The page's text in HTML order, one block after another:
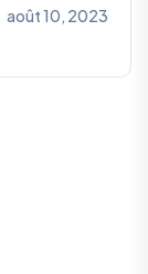
août 10, 2023